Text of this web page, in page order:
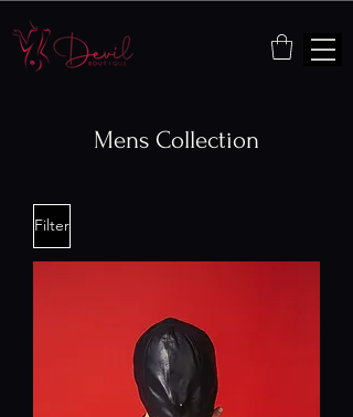
Mens Collection
Filter